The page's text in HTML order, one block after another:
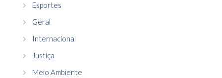
Esportes
Geral
Internacional
Justiça
Meio Ambiente